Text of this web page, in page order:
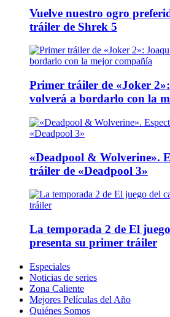
Vuelve nuestro ogro
tráiler de Shrek 5
Primer tráiler de «Joker
volverá a bordarlo con la
«Deadpool & Wolverine».
tráiler de «Deadpool 3»
La temporada 2 de El
presenta su primer tráiler
Especiales
Noticias de series
Zona Caliente
Mejores Películas del Año
Quiénes Somos